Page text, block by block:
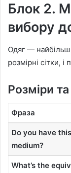
Блок 2.
вибору
Одяг — найбільш
розмірні сітки, і
Розміри
Фраза
Do you have
medium?
What’s the